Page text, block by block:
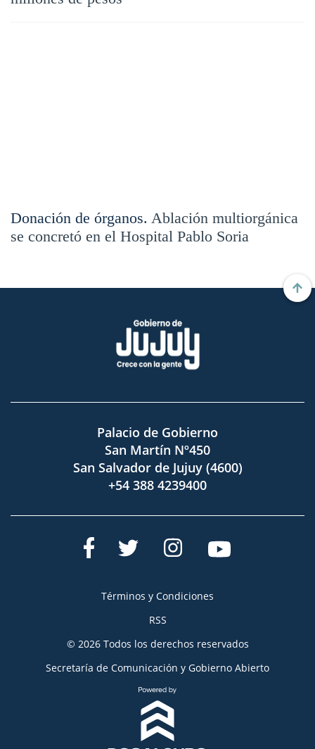
Donación de órganos. Ablación multiorgánica
se concretó en el Hospital Pablo Soria
Palacio de Gobierno
San Martín Nº450
San Salvador de Jujuy (4600)
+54 388 4239400
Términos y Condiciones
RSS
© 2026 Todos los derechos reservados
Secretaría de Comunicación y Gobierno Abierto